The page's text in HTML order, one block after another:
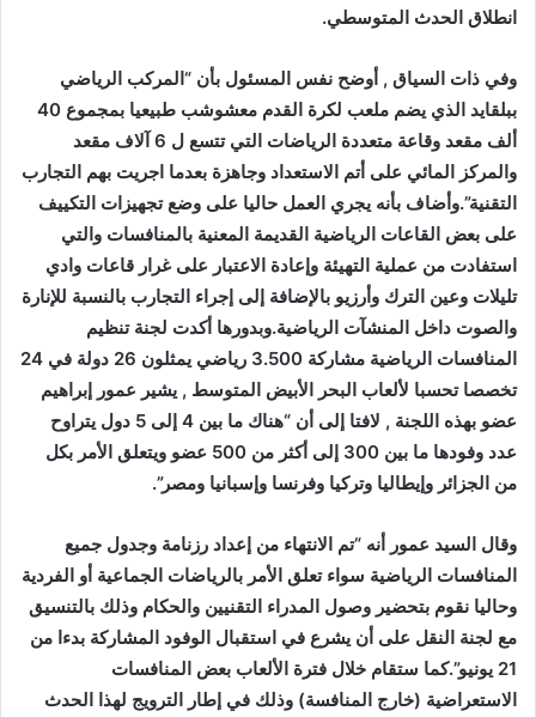
انطلاق الحدث المتوسطي.
وفي ذات السياق , أوضح نفس المسئول بأن “المركب الرياضي
ببلقايد الذي يضم ملعب لكرة القدم معشوشب طبيعيا بمجموع 40
ألف مقعد وقاعة متعددة الرياضات التي تتسع ل 6 آلاف مقعد
والمركز المائي على أتم الاستعداد وجاهزة بعدما اجريت بهم التجارب
التقنية”.وأضاف بأنه يجري العمل حاليا على وضع تجهيزات التكييف
على بعض القاعات الرياضية القديمة المعنية بالمنافسات والتي
استفادت من عملية التهيئة وإعادة الاعتبار على غرار قاعات وادي
تليلات وعين الترك وأرزيو بالإضافة إلى إجراء التجارب بالنسبة للإنارة
والصوت داخل المنشآت الرياضية.وبدورها أكدت لجنة تنظيم
المنافسات الرياضية مشاركة 3.500 رياضي يمثلون 26 دولة في 24
تخصصا تحسبا لألعاب البحر الأبيض المتوسط , يشير عمور إبراهيم
عضو بهذه اللجنة , لافتا إلى أن “هناك ما بين 4 إلى 5 دول يتراوح
عدد وفودها ما بين 300 إلى أكثر من 500 عضو ويتعلق الأمر بكل
من الجزائر وإيطاليا وتركيا وفرنسا وإسبانيا ومصر”.
وقال السيد عمور أنه “تم الانتهاء من إعداد رزنامة وجدول جميع
المنافسات الرياضية سواء تعلق الأمر بالرياضات الجماعية أو الفردية
وحاليا نقوم بتحضير وصول المدراء التقنيين والحكام وذلك بالتنسيق
مع لجنة النقل على أن يشرع في استقبال الوفود المشاركة بدءا من
21 يونيو”.كما ستقام خلال فترة الألعاب بعض المنافسات
الاستعراضية (خارج المنافسة) وذلك في إطار الترويج لهذا الحدث